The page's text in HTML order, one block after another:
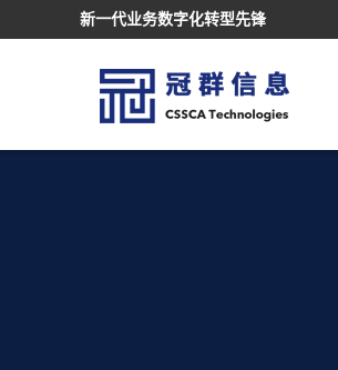
新一代业务数字化转型先锋